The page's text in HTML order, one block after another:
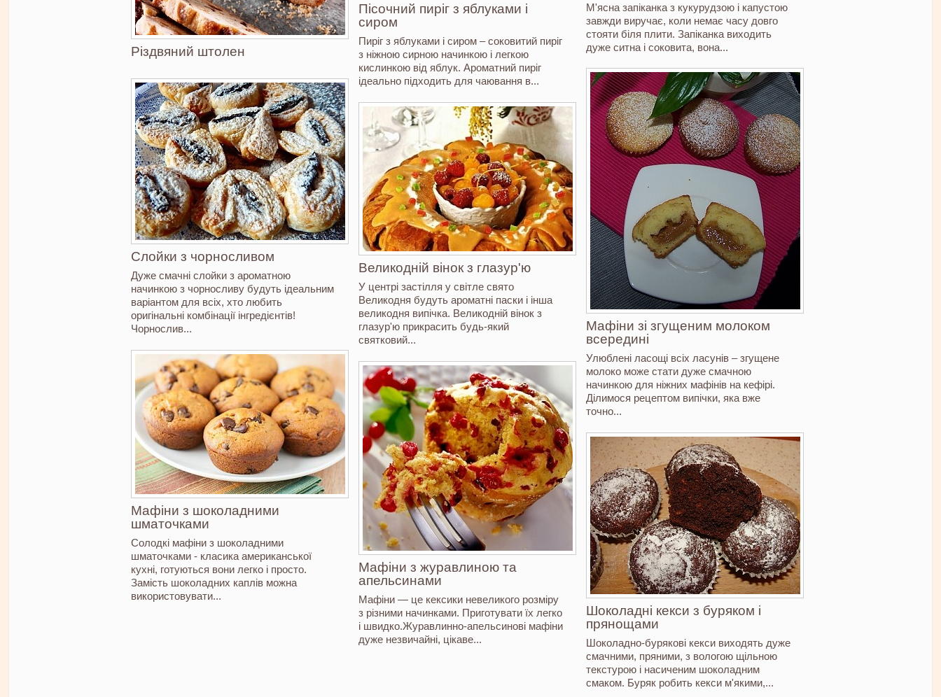
Пісочний пиріг з яблуками і
сиром
Пиріг з яблуками і сиром – соковитий пиріг
з ніжною сирною начинкою і легкою
кислинкою від яблук. Ароматний пиріг
ідеально підходить для чаювання в...
М'ясна запіканка з кукурудзою і капустою
завжди виручає, коли немає часу довго
стояти біля плити. Запіканка виходить
дуже ситна і соковита, вона...
Різдвяний штолен
Мафіни зі згущеним молоком
всередині
Улюблені ласощі всіх ласунів – згущене
молоко може стати дуже смачною
начинкою для ніжних мафінів на кефірі.
Ділимося рецептом випічки, яка вже
точно...
Слойки з чорносливом
Дуже смачні слойки з ароматною
начинкою з чорносливу будуть ідеальним
варіантом для всіх, хто любить
оригінальні комбінації інгредієнтів!
Чорнослив...
Великодній вінок з глазур'ю
У центрі застілля у світле свято
Великодня будуть ароматні паски і інша
великодня випічка. Великодній вінок з
глазур'ю прикрасить будь-який
святковий...
Мафіни з шоколадними
шматочками
Солодкі мафіни з шоколадними
шматочками - класика американської
кухні, готуються вони легко і просто.
Замість шоколадних каплів можна
використовувати...
Мафіни з журавлиною та
апельсинами
Мафіни — це кексики невеликого розміру
з різними начинками. Приготувати їх легко
і швидко.Журавлинно-апельсинові мафіни
дуже незвичайні, цікаве...
Шоколадні кекси з буряком і
прянощами
Шоколадно-бурякові кекси виходять дуже
смачними, пряними, з вологою щільною
текстурою і насиченим шоколадним
смаком. Буряк робить кекси м'якими,...